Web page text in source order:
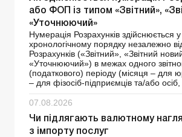
або ФОП із типом «Звітний»,
«Уточнюючий»
Нумерація Розрахунків здійснюється у
хронологічному порядку незалежно
Розрахунків («Звітний», «Звітний
«Уточнюючий») в межах одного
(податкового) періоду (місяця – для
– для фізосіб-підприємців та/або осіб,
07.08.2026
Чи підлягають валютному
з імпорту послуг